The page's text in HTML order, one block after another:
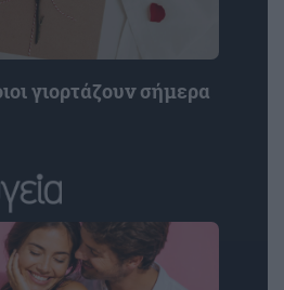
γιορτάζουν σήμερα